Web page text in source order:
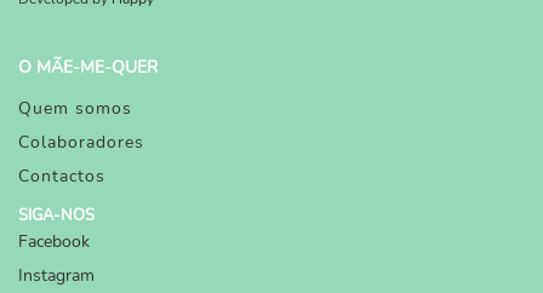
O MÃE-ME-QUER
Quem somos
Colaboradores
Contactos
SIGA-NOS
Facebook
Instagram